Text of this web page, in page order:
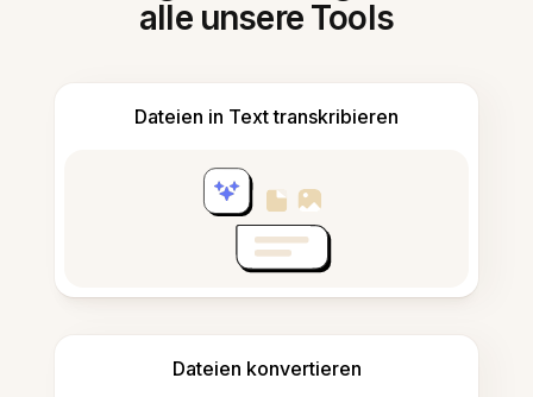
alle unsere Tools
Dateien in Text transkribieren
Dateien konvertieren